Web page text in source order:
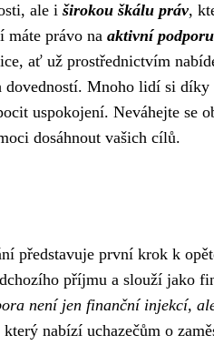
ale i širokou škálu práv,
máte právo na aktivní podporu
ať už prostřednictvím
Mnoho lidí si díky
uspokojení. Neváhejte se
dosáhnout vašich cílů.
představuje první krok k
příjmu a slouží jako
není jen finanční injekcí,
nabízí uchazečům o